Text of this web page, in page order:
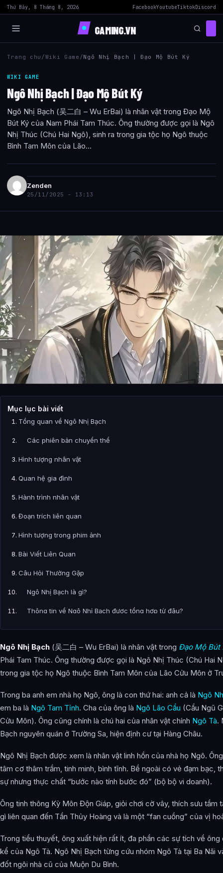
Thứ Bảy, 8 Tháng 8, 2026 FacebookYoutubeTiktokDiscord
GAMING.VN
Trang chu /Wiki Game /Ngô Nhị Bạch | Đạo Mộ Bút Ký
WIKI GAME
Ngô Nhị Bạch | Đạo Mộ Bút Ký
Ngô Nhị Bạch (吴二白 – Wu ErBai) là nhân vật trong Đạo Mộ
Bút Ký của Nam Phái Tam Thúc. Ông thường được gọi là Ngô
Nhị Thúc (Chú Hai Ngô), sinh ra trong gia tộc họ Ngô thuộc
Bình Tam Môn của Lão...
Zenden
25/11/2025 - 13:13
Mục lục bài viết
Tổng quan về Ngô Nhị Bạch
Các phiên bản chuyển thể
Hình tượng nhân vật
Quan hệ gia đình
Hành trình nhân vật
Đoạn trích liên quan
Hình tượng trong phim ảnh
Bài Viết Liên Quan
Câu Hỏi Thường Gặp
Ngô Nhị Bạch là gì?
Thông tin về Ngô Nhị Bạch được tổng hợp từ đâu?
Ngô Nhị Bạch (吴二白 – Wu ErBai) là nhân vật trong Đạo Mộ Bút
Phái Tam Thúc. Ông thường được gọi là Ngô Nhị Thúc (Chú Hai
trong gia tộc họ Ngô thuộc Bình Tam Môn của Lão Cửu Môn ở
Trong ba anh em nhà họ Ngô, ông là con thứ hai: anh cả là Ngô
em ba là Ngô Tam Tỉnh. Cha của ông là Ngô Lão Cẩu (Cẩu Ngũ
Cửu Môn). Ông cũng chính là chú hai của nhân vật chính Ngô Tà.
Bạch nguyên quán ở Trường Sa, hiện định cư tại Hàng Châu.
Ngô Nhị Bạch được xem là nhân vật linh hồn của nhà họ Ngô.
tâm cơ thâm trầm, tinh minh, bình tĩnh. Bề ngoài có vẻ đạm bạc,
sự nhưng thực chất “bước nào tính bước đó” (bộ bộ vi doanh).
Ông tinh thông Kỳ Môn Độn Giáp, giỏi chơi cờ vây, thích sưu tầm
gì liên quan đến Tần Thủy Hoàng và là một “fan cuồng” của vị
Trong tiểu thuyết, ông xuất hiện rất ít, đa phần các sự tích về ông
kể của Ngô Tà. Ngô Nhị Bạch từng cứu nhóm Ngô Tà tại Ba Nãi
đốt ngôi nhà cũ của Muộn Du Bình.